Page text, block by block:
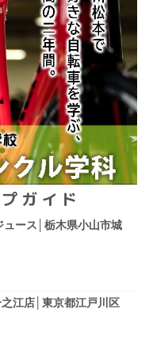
ガイド
ュース│栃木県小山市城
江店│東京都江戸川区